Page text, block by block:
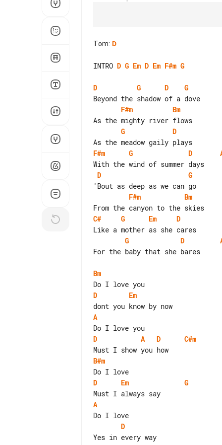
Tom: D
INTRO D G Em D Em F#m G
D G D
G
F#m
Bm
G
D
F#m
G D
D
G
F#m
Bm
C#
G Em
D
G
D
For the baby that she bares
Bm
D
Em
A
D
A D
C#m
B#m
D
Em
G
A
D
Yes in every way